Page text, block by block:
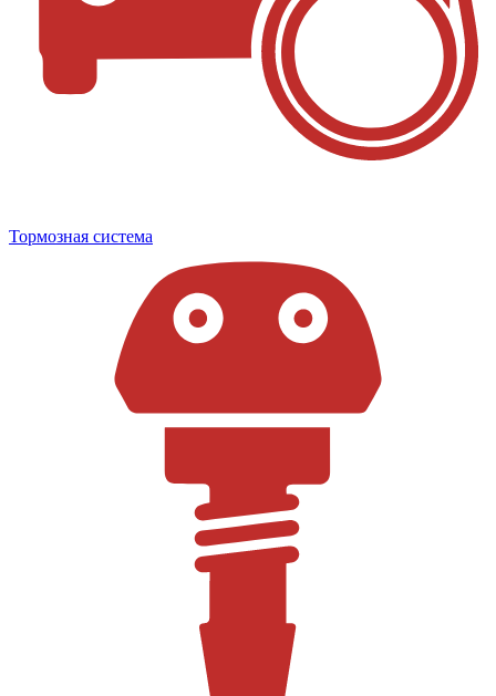
Тормозная система